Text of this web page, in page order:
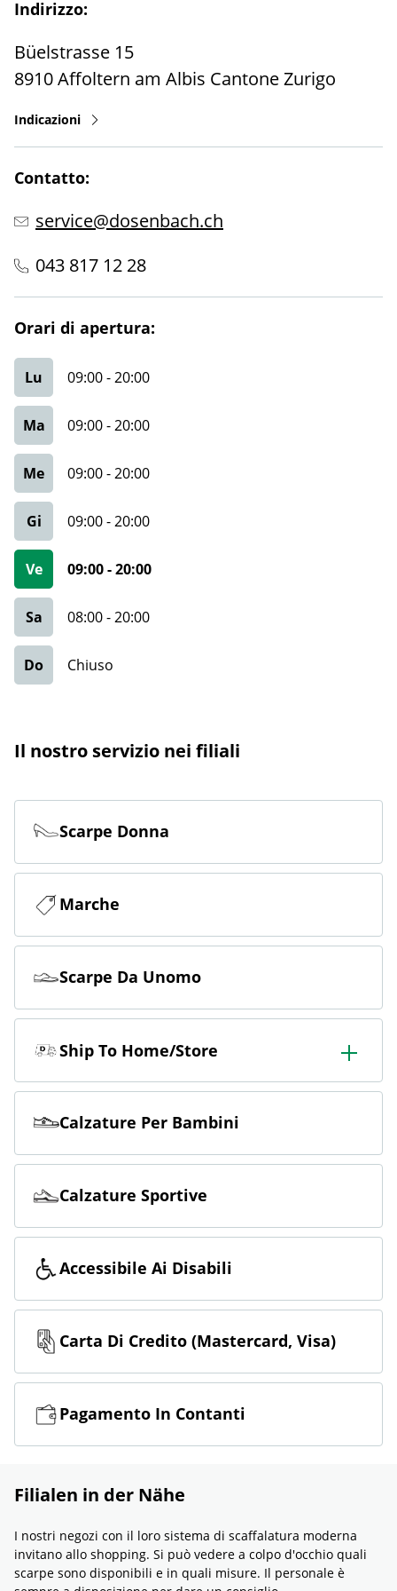
Indirizzo:
Büelstrasse 15
8910Affoltern am Albis Cantone Zurigo
Indicazioni
Contatto:
service@dosenbach.ch
043 817 12 28
Orari di apertura:
Lu 09:00-20:00
Ma 09:00-20:00
Me 09:00-20:00
Gi 09:00-20:00
Ve 09:00-20:00
Sa 08:00-20:00
Do Chiuso
Il nostro servizio nei filiali
Scarpe Donna
Marche
Scarpe Da Unomo
Ship To Home/Store
Ordinate in negozio e fatevelo consegnare in negozio o
Calzature Per Bambini
Calzature Sportive
Accessibile Ai Disabili
Carta Di Credito (Mastercard, Visa)
Pagamento In Contanti
Filialen in der Nähe
I nostri negozi con il loro sistema di scaffalatura moderna
invitano allo shopping. Si può vedere a colpo d'occhio quali
scarpe sono disponibili e in quali misure. Il personale è